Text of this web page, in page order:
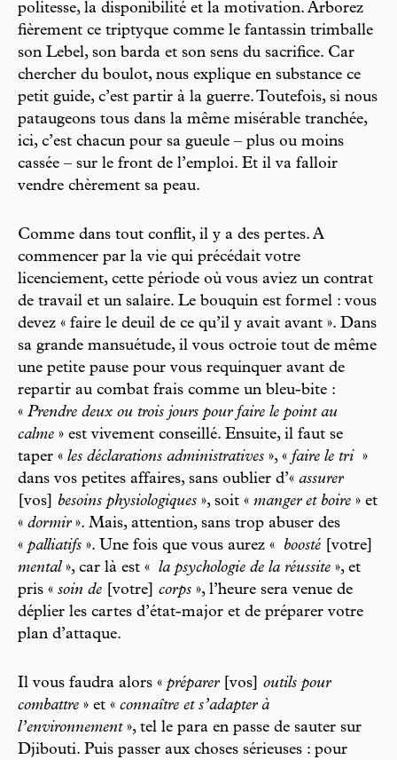
politesse, la disponibilité et la motivation. Arborez
fièrement ce triptyque comme le fantassin trimballe
son Lebel, son barda et son sens du sacrifice. Car
chercher du boulot, nous explique en substance ce
petit guide, c’est partir à la guerre. Toutefois, si nous
pataugeons tous dans la même misérable tranchée,
ici, c’est chacun pour sa gueule – plus ou moins
cassée – sur le front de l’emploi. Et il va falloir
vendre chèrement sa peau.
Comme dans tout conflit, il y a des pertes. A
commencer par la vie qui précédait votre
licenciement, cette période où vous aviez un contrat
de travail et un salaire. Le bouquin est formel : vous
devez « faire le deuil de ce qu’il y avait avant ». Dans
sa grande mansuétude, il vous octroie tout de même
une petite pause pour vous requinquer avant de
repartir au combat frais comme un bleu-bite :
« Prendre deux ou trois jours pour faire le point au
calme » est vivement conseillé. Ensuite, il faut se
taper « les déclarations administratives », « faire le tri »
dans vos petites affaires, sans oublier d’« assurer
[vos] besoins physiologiques », soit « manger et boire » et
« dormir». Mais, attention, sans trop abuser des
« palliatifs ». Une fois que vous aurez « boosté
[votre]
mental», car là est « la psychologie de la réussite », et
pris « soin de [votre] corps », l’heure sera venue de
déplier les cartes d’état-major et de préparer votre
plan d’attaque.
Il vous faudra alors « préparer[vos] outils pour
combattre » et « connaître et s’adapter à
l’environnement», tel le para en passe de sauter sur
Djibouti. Puis passer aux choses sérieuses : pour